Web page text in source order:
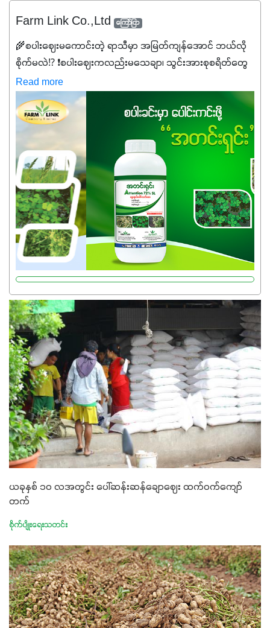
Farm Link Co.,Ltd ကြော်ငြာ
🌾စပါးဈေးမကောင်းတဲ့ ရာသီမှာ အမြတ်ကျန်အောင် ဘယ်လို
စိုက်မလဲ⁉️ ❗စပါးဈေးကလည်းမသေချာ၊ သွင်းအားစုစရိတ်တွေ
ကလည်း တက်နေတဲ့ဒီလိုအချိန်မှာ သွင်းအားစုဖိုးကို လျှော့ချပြီး
အထွက်နှုန်းကို ထိန်းထားနိုင်မှ ဦးကြီးတို့ အဆင်ပြေမှာနော် ✔️ဒါ
ကြောင့် ကိုယ်သုံးသမျှ ကိုယ့်အတွက်အကျိုးရစေမယ့်
အရည်အသွေးစိတ်ချရတဲ့ သွင်းအားစုပစ္စည်းတွေကိုပဲ ရွေးချယ်
သုံးသင့်ပါတယ်။
Read more
ယခုနှစ် ၁၀ လအတွင်း ပေါ်ဆန်းဆန်ချောဈေး ထက်ဝက်ကျော်
တက်
စိုက်ပျိုးရေးသတင်း